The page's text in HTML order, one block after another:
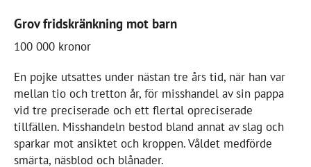
Grov fridskränkning mot barn
100 000 kronor
En pojke utsattes under nästan tre års tid, när han var
mellan tio och tretton år, för misshandel av sin pappa
vid tre preciserade och ett flertal opreciserade
tillfällen. Misshandeln bestod bland annat av slag och
sparkar mot ansiktet och kroppen. Våldet medförde
smärta, näsblod och blånader.